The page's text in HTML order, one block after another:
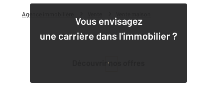
Agence immobilière
Vous envisagez
une carrière dans l'immobilier ?
Découvrir nos offres